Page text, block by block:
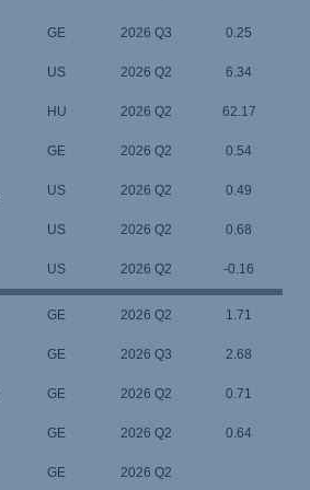
GE 2026 Q3 0.25
US 2026 Q2 6.34
HU 2026 Q2 62.17
GE 2026 Q2 0.54
US 2026 Q2 0.49
US 2026 Q2 0.68
US 2026 Q2 -0.16
GE 2026 Q2 1.71
GE 2026 Q3 2.68
GE 2026 Q2 0.71
GE 2026 Q2 0.64
GE 2026 Q2